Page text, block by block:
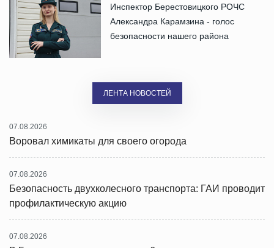
Инспектор Берестовицкого РОЧС
Александра Карамзина - голос
безопасности нашего района
ЛЕНТА НОВОСТЕЙ
07.08.2026
Воровал химикаты для своего огорода
07.08.2026
Безопасность двухколесного транспорта: ГАИ проводит
профилактическую акцию
07.08.2026